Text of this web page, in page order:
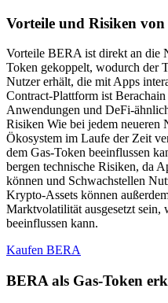
Vorteile und Risiken
Vorteile BERA ist direkt an die
Token gekoppelt, wodurch der
Nutzer erhält, die mit Apps
Contract-Plattform ist
Anwendungen und DeFi-
Risiken Wie bei jedem
Ökosystem im Laufe der Zeit
dem Gas-Token beeinflussen
bergen technische Risiken, da
können und Schwachstellen
Krypto-Assets können
Marktvolatilität ausgesetzt sein,
beeinflussen kann.
Kaufen BERA
BERA als Gas-Token